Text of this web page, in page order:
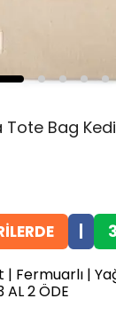
Bag
Fermuarlı |
2 ÖDE